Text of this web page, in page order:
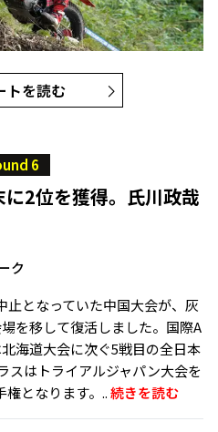
トを読む
6
2位を獲得。氏川政哉
ク
止となっていた中国大会が、灰
を移して復活しました。国際A
海道大会に次ぐ5戦目の全日本
スはトライアルジャパン大会を
権となります。..続きを読む